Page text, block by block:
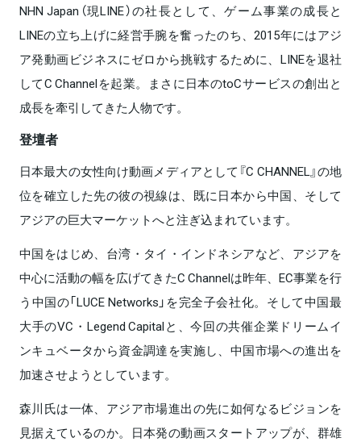
NHN Japan（現LINE）の社長として、ゲーム事業の成長と
LINEの立ち上げに経営手腕を奮ったのち、2015年にはアジ
ア発動画ビジネスにゼロから挑戦するために、LINEを退社
してC Channelを起業。まさに日本のtoCサービスの創出と
成長を牽引してきた人物です。
登壇者
日本最大の女性向け動画メディアとして『C CHANNEL』の地
位を確立した先の彼の視線は、既に日本から中国、そして
アジアの巨大マーケットへと注ぎ込まれています。
中国をはじめ、台湾・タイ・インドネシアなど、アジアを
中心に活動の幅を広げてきたC Channelは昨年、EC事業を行
う中国の「LUCE Networks」を完全子会社化。そして中国最
大手のVC・Legend Capitalと、今回の共催企業ドリームイ
ンキュベータから資金調達を実施し、中国市場への進出を
加速させようとしています。
森川氏は一体、アジア市場進出の先に如何なるビジョンを
見据えているのか。日本発の動画スタートアップが、群雄